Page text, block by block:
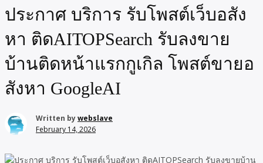
ประกาศ บริการ รับโพสต์เว็บอสัง
หา ติดAITOPSearch รับลงขาย
บ้านติดหน้าแรกกูเกิล โพสต์ขายอ
สังหา GoogleAI
Written bywebslave
February 14, 2026